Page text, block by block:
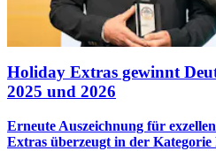
Holiday Extras gewinnt
2025 und 2026
Erneute Auszeichnung für
Extras überzeugt in der Kategorie